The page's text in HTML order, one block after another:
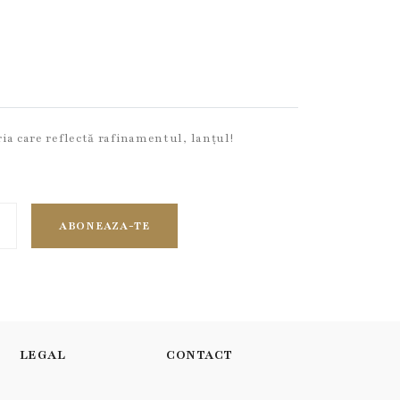
care reflectă rafinamentul, lanțul!
ABONEAZA-TE
LEGAL CONTACT